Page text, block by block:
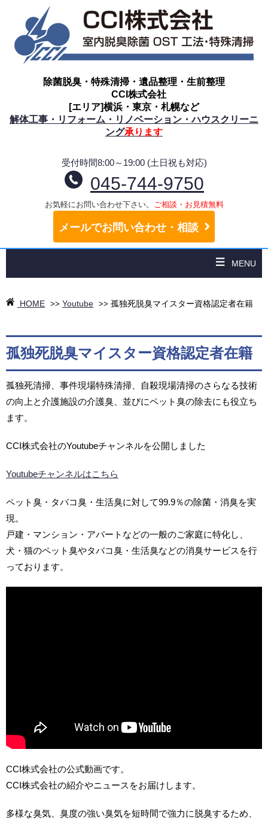
除菌脱臭・特殊清掃・遺品整理・生前整理
CCI株式会社
[エリア]横浜・東京・札幌など
解体工事・リフォーム・リノベーション・ハウスクリーニ
ング承ります
受付時間8:00～19:00 (土日祝も対応)
045-744-9750
お気軽にお問い合わせ下さい。 ご相談・お見積無料
メールでお問い合わせ・相談
MENU
HOME >> Youtube >> 孤独死脱臭マイスター資格認定者在籍
孤独死脱臭マイスター資格認定者在籍
孤独死清掃、事件現場特殊清掃、自殺現場清掃のさらなる技術
の向上と介護施設の介護臭、並びにペット臭の除去にも役立ち
ます。
CCI株式会社のYoutubeチャンネルを公開しました
Youtubeチャンネルはこちら
ペット臭・タバコ臭・生活臭に対して99.9％の除菌・消臭を実
現。
戸建・マンション・アパートなどの一般のご家庭に特化し、
犬・猫のペット臭やタバコ臭・生活臭などの消臭サービスを行
っております。
CCI株式会社の公式動画です。
CCI株式会社の紹介やニュースをお届けします。
多様な臭気、臭度の強い臭気を短時間で強力に脱臭するため、